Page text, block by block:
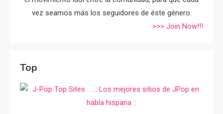
vez seamos más los seguidores de éste género.
>>> Join Now!!!
Top